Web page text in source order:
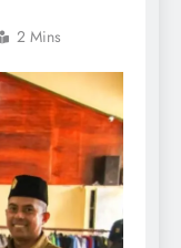
2 Mins